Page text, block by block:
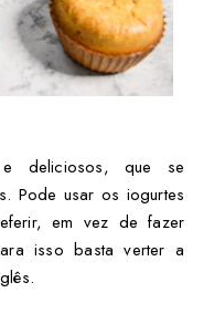
e deliciosos, que se
Pode usar os iogurtes
em vez de fazer
isso basta verter a